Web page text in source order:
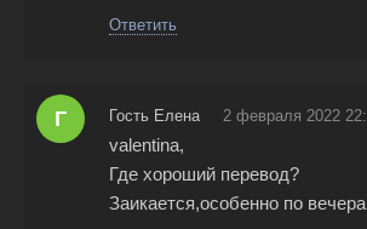
Ответить
Г Гость Елена 2 февраля 2022
valentina,
Где хороший перевод?
Заикается,особенно по